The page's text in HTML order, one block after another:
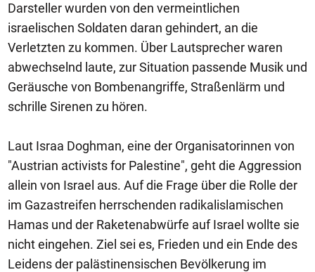
Darsteller wurden von den vermeintlichen
israelischen Soldaten daran gehindert, an die
Verletzten zu kommen. Über Lautsprecher waren
abwechselnd laute, zur Situation passende Musik und
Geräusche von Bombenangriffe, Straßenlärm und
schrille Sirenen zu hören.
Laut Israa Doghman, eine der Organisatorinnen von
"Austrian activists for Palestine", geht die Aggression
allein von Israel aus. Auf die Frage über die Rolle der
im Gazastreifen herrschenden radikalislamischen
Hamas und der Raketenabwürfe auf Israel wollte sie
nicht eingehen. Ziel sei es, Frieden und ein Ende des
Leidens der palästinensischen Bevölkerung im